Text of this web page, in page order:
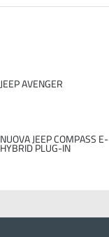
JEEP AVENGER
NUOVA JEEP COMPASS E-
HYBRID PLUG-IN